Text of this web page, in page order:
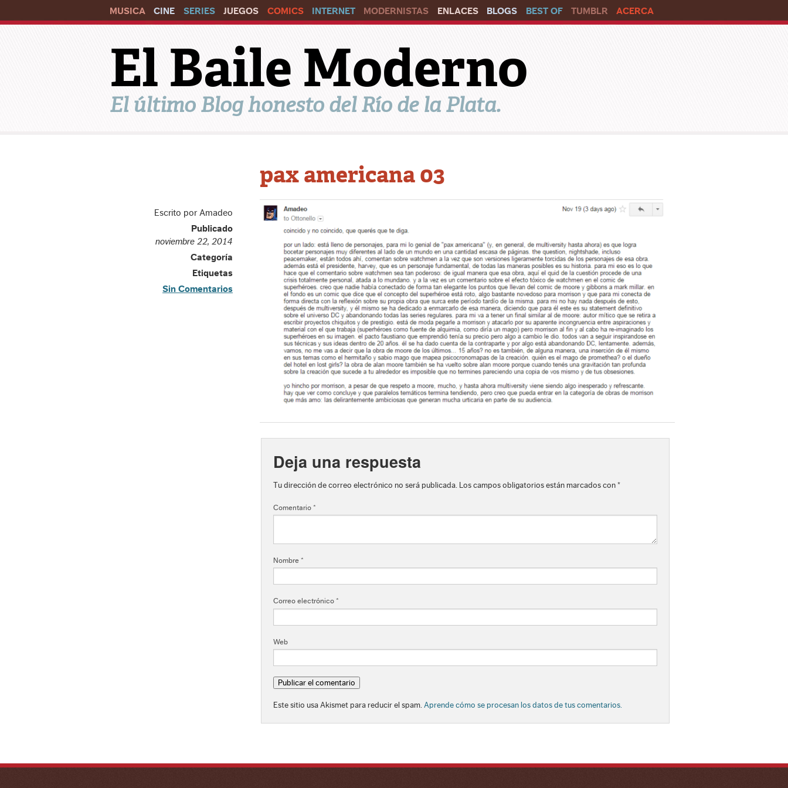
MUSICA CINE SERIES JUEGOS COMICS INTERNET MODERNISTAS ENLACES BLOGS BEST OF TUMBLR ACERCA
El Baile Moderno
El último Blog honesto del Río de la Plata.
Escrito por Amadeo
Publicado
noviembre 22, 2014
Categoría
Etiquetas
Sin Comentarios
pax americana 03
Deja una respuesta
Tu dirección de correo electrónico no será publicada. Los campos obligatorios están marcados con *
Comentario *
Nombre *
Correo electrónico *
Web
Este sitio usa Akismet para reducir el spam. Aprende cómo se procesan los datos de tus comentarios.